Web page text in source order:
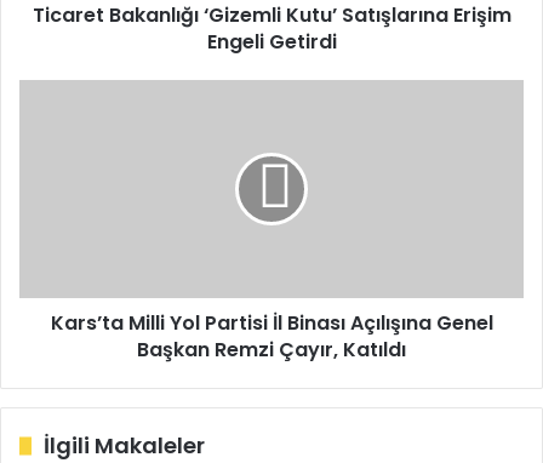
Ticaret Bakanlığı ‘Gizemli Kutu’ Satışlarına Erişim
Engeli Getirdi
Başkan
RemziKars’ta Milli Yol Partisi İl Binası Açılışına Genel
Başkan Remzi Çayır, Katıldı
İlgili Makaleler